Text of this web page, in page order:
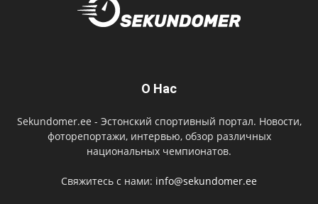
О Нас
Sekundomer.ee - Эстонский спортивный портал. Новости,
фоторепортажи, интервью, обзор различных
национальных чемпионатов.
Свяжитесь с нами: info@sekundomer.ee